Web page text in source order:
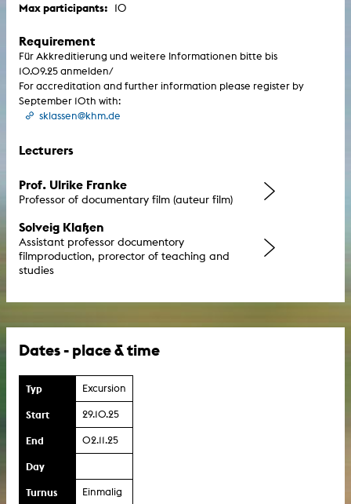
Max participants: 10
Requirement
Für Akkreditierung und weitere Informationen bitte bis
10.09.25 anmelden/
For accreditation and further information please register by
September 10th with:
sklassen@khm.de
Lecturers
Prof. Ulrike Franke
Professor of documentary film (auteur film)
Solveig Klaßen
Assistant professor documentory
filmproduction, prorector of teaching and
studies
Dates - place & time
Typ Excursion
Start 29.10.25
End 02.11.25
Day
Turnus Einmalig